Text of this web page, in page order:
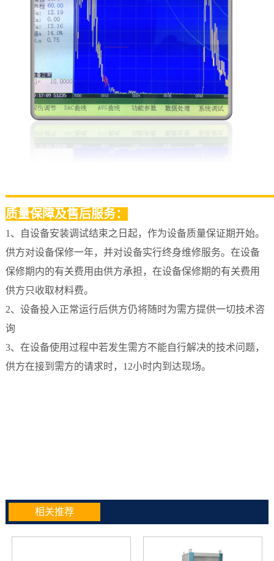
质量保障及售后服务：
1、自设备安装调试结束之日起，作为设备质量保证期开始。
供方对设备保修一年，并对设备实行终身维修服务。在设备
保修期内的有关费用由供方承担，在设备保修期的有关费用
供方只收取材料费。
2、设备投入正常运行后供方仍将随时为需方提供一切技术咨
询
3、在设备使用过程中若发生需方不能自行解决的技术问题，
供方在接到需方的请求时，12小时内到达现场。
相关推荐